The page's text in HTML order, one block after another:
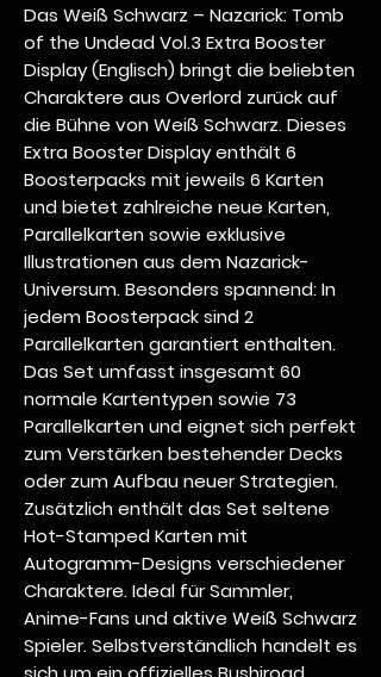
Das Weiß Schwarz – Nazarick: Tomb
of the Undead Vol.3 Extra Booster
Display (Englisch) bringt die beliebten
Charaktere aus Overlord zurück auf
die Bühne von Weiß Schwarz. Dieses
Extra Booster Display enthält 6
Boosterpacks mit jeweils 6 Karten
und bietet zahlreiche neue Karten,
Parallelkarten sowie exklusive
Illustrationen aus dem Nazarick-
Universum. Besonders spannend: In
jedem Boosterpack sind2
Parallelkarten garantiert enthalten.
Das Set umfasst insgesamt 60
normale Kartentypen sowie 73
Parallelkartenund eignet sich perfekt
zum Verstärken bestehender Decks
oder zum Aufbau neuer Strategien.
Zusätzlich enthält das Set seltene
Hot-Stamped Karten mit
Autogramm-Designs verschiedener
Charaktere. Ideal für Sammler,
Anime-Fans und aktive Weiß Schwarz
Spieler. Selbstverständlich handelt es